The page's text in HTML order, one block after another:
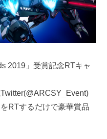
2019」受賞記念RTキャ
RTするだけで豪華賞品